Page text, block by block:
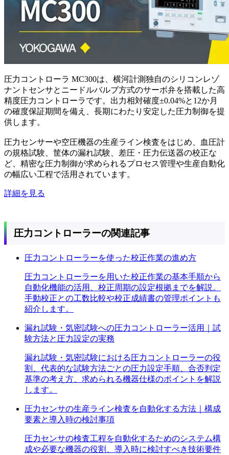
圧力コントローラ MC300は、横河計測独自のシリコンレゾ
ナントセンサとニードルバルブ方式のサーボ弁を搭載した高
精度圧力コントローラです。出力相対確度±0.04%と12か月
の確度保証期間を備え、長期にわたり安定した圧力制御を提
供します。
圧力センサーや空圧機器の生産ライン検査をはじめ、血圧計
の規格試験、筐体の漏れ試験、差圧・圧力伝送器の校正な
ど、精密な圧力制御が求められるプロセス管理や生産自動化
の幅広い工程で活用されています。
詳細を見る
圧力コントローラーの関連記事
圧力コントローラーを使った校正作業の進め方
圧力コントローラーを用いた校正作業の基本手順から
自動化機能の活用、校正周期の設定根拠までを解説。
手動校正との工数比較や校正成績書の管理ポイントも
紹介します。
漏れ試験・気密試験への圧力コントローラー活用｜試
験方法と圧力設定の実務
漏れ試験・気密試験における圧力コントローラーの役
割、代表的な試験方法ごとの圧力設定手順、合否判定
基準の考え方、求められる機器仕様のポイントを解説
します。
圧力センサの生産ライン検査を自動化する方法｜構成
要素と導入時の検討事項
圧力センサの検査工程を自動化するためのシステム構
成や必要な機器の役割、導入時に検討すべき技術要件